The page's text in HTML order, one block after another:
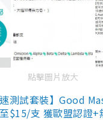
點擊圖片放大
測試套裝】Good
$15/支 獲歐盟認證+